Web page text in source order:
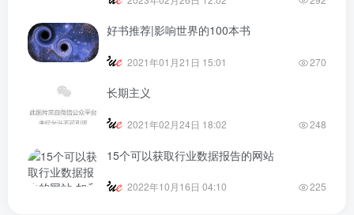
好书推荐|影响世界的100本书
2021年01月21日 15:01 270
长期主义
2021年02月24日 18:02 248
15个可以获取行业数据报告的网站
2022年10月16日 04:10 225